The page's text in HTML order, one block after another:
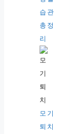
습관
총정
리
모기
퇴치